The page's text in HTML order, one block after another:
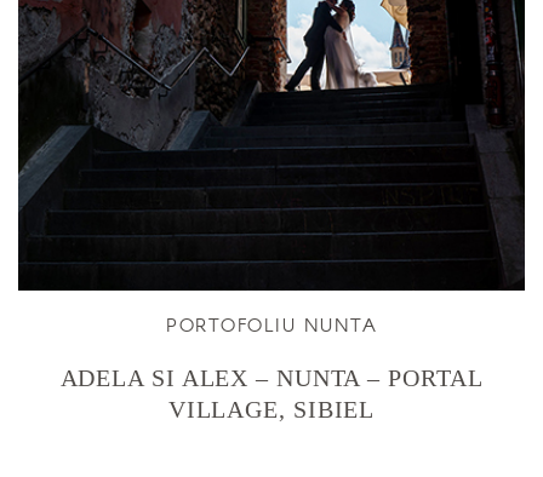
PORTOFOLIU NUNTA
ADELA SI ALEX – NUNTA – PORTAL
VILLAGE, SIBIEL